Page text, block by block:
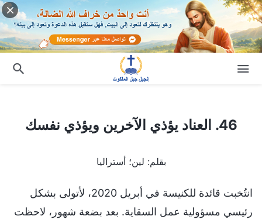
46. العناد يؤذي الآخرين ويؤذي نفسك
بقلم: لين؛ أستراليا
انتُخبت قائدة للكنيسة في أبريل 2020، لأتولى بشكل
رئيسي مسؤولية عمل السقاية. بعد بضعة شهور، لاحظت